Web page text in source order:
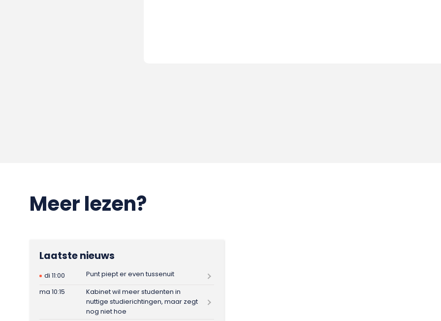
Meer lezen?
Laatste nieuws
di 11:00
Punt piept er even tussenuit
ma 10:15
Kabinet wil meer studenten in
nuttige studierichtingen, maar zegt
nog niet hoe